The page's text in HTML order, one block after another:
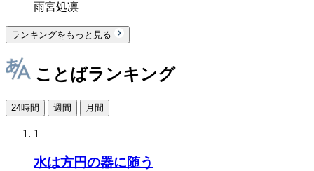
雨宮処凛
ランキングをもっと見る
ことばランキング
24時間 週間 月間
1
水は方円の器に随う